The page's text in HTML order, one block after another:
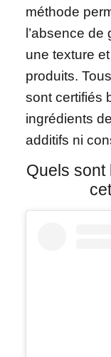
méthode
l’absence
une texture
produits.
sont certifiés
ingrédients
additifs ni
Quels sont